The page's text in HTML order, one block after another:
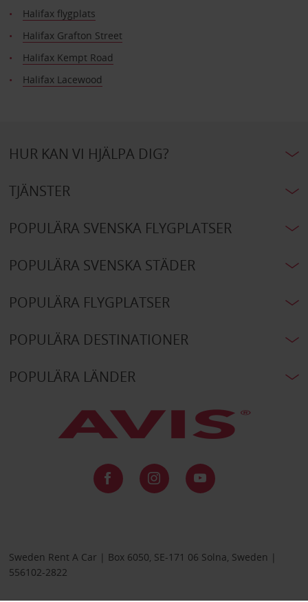
Halifax flygplats
Halifax Grafton Street
Halifax Kempt Road
Halifax Lacewood
HUR KAN VI HJÄLPA DIG?
TJÄNSTER
POPULÄRA SVENSKA FLYGPLATSER
POPULÄRA SVENSKA STÄDER
POPULÄRA FLYGPLATSER
POPULÄRA DESTINATIONER
POPULÄRA LÄNDER
Sweden Rent A Car | Box 6050, SE-171 06 Solna, Sweden |
556102-2822